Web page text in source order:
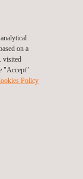
we de
on a
visited
"Accept"
Policy